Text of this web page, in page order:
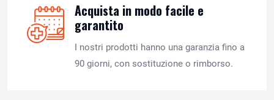
Acquista in modo facile e
garantito
I nostri prodotti hanno una garanzia fino a
90 giorni, con sostituzione o rimborso.